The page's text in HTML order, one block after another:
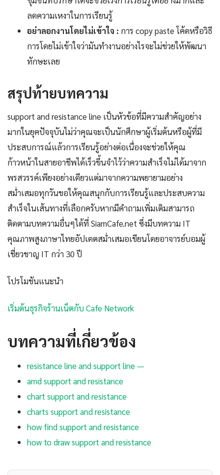
ลดความเหงาในการเรียนรู้
อย่าลอกงานโดยไม่เข้าใจ : การ copy paste โค้ดหรือวิธี
การโดยไม่เข้าใจว่ามันทำงานอย่างไรจะไม่ช่วยให้พัฒนา
ทักษะเลย
สรุปท้ายบทความ
support and resistance line เป็นหัวข้อที่มีความสำคัญอย่าง
มากในยุคปัจจุบันไม่ว่าคุณจะเป็นนักศึกษาผู้เริ่มต้นหรือผู้ที่มี
ประสบการณ์แล้วการเรียนรู้อย่างต่อเนื่องจะช่วยให้คุณ
ก้าวหน้าในสายอาชีพได้เร็วขึ้นจำไว้ว่าความสำเร็จไม่ได้มาจาก
พรสวรรค์เพียงอย่างเดียวแต่มาจากความพยายามอย่าง
สม่ำเสมอทุกวันขอให้คุณสนุกกับการเรียนรู้และประสบความ
สำเร็จในเส้นทางที่เลือกครับหากมีคำถามเพิ่มเติมสามารถ
ติดตามบทความอื่นๆได้ที่ SiamCafe.net ซึ่งมีบทความ IT
คุณภาพสูงภาษาไทยอัปเดตสม่ำเสมอเขียนโดยอาจารย์บอมผู้
เชี่ยวชาญ IT กว่า 30 ปี
โปรโมชันแนะนำ
เริ่มต้นธุรกิจร้านเน็ตกับ Cafe Network
บทความที่เกี่ยวข้อง
resistance line and support line —
amd support and resistance
chart support and resistance
charts support and resistance
how find support and resistance
how to draw support and resistance